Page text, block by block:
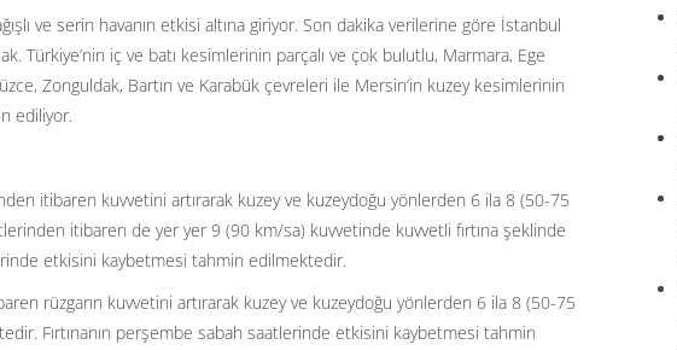
ve serin havanın etkisi altına giriyor. Son dakika verilerine göre İstanbul
Türkiye’nin iç ve batı kesimlerinin parçalı ve çok bulutlu, Marmara, Ege
Zonguldak, Bartın ve Karabük çevreleri ile Mersin’in kuzey kesimlerinin
ediliyor.
itibaren kuvvetini artırarak kuzey ve kuzeydoğu yönlerden 6 ila 8 (50-75
itibaren de yer yer 9 (90 km/sa) kuvvetinde kuvvetli fırtına şeklinde
etkisini kaybetmesi tahmin edilmektedir.
rüzgarın kuvvetini artırarak kuzey ve kuzeydoğu yönlerden 6 ila 8 (50-75
Fırtınanın perşembe sabah saatlerinde etkisini kaybetmesi tahmin